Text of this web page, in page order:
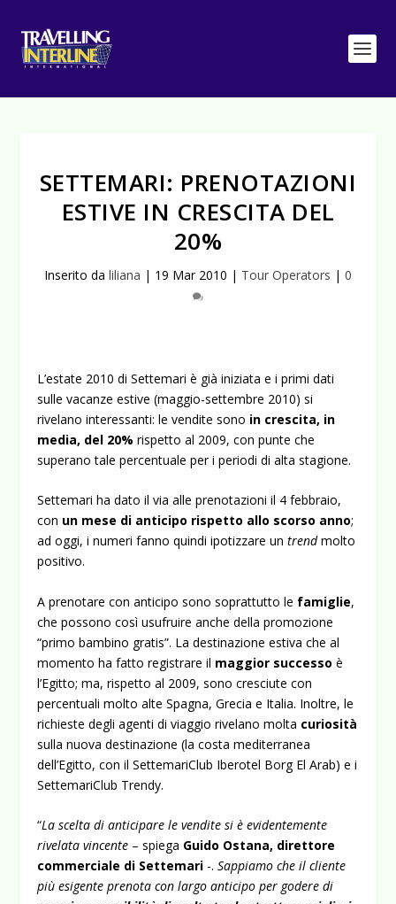
SETTEMARI: PRENOTAZIONI
ESTIVE IN CRESCITA DEL
20%
Inserito da liliana | 19 Mar 2010 | Tour Operators | 0
L’estate 2010 di Settemari è già iniziata e i primi dati
sulle vacanze estive (maggio-settembre 2010) si
rivelano interessanti: le vendite sono in crescita, in
media, del 20% rispetto al 2009, con punte che
superano tale percentuale per i periodi di alta stagione.
Settemari ha dato il via alle prenotazioni il 4 febbraio,
con un mese di anticipo rispetto allo scorso anno;
ad oggi, i numeri fanno quindi ipotizzare untrendmolto
positivo.
A prenotare con anticipo sono soprattutto le famiglie,
che possono così usufruire anche della promozione
“primo bambino gratis”. La destinazione estiva che al
momento ha fatto registrare il maggior successo è
l’Egitto; ma, rispetto al 2009, sono cresciute con
percentuali molto alte Spagna, Grecia e Italia. Inoltre, le
richieste degli agenti di viaggio rivelano molta curiosità
sulla nuova destinazione (la costa mediterranea
dell’Egitto, con il SettemariClub Iberotel Borg El Arab) e i
SettemariClub Trendy.
“La scelta di anticipare le vendite si è evidentemente
rivelata vincente – spiega Guido Ostana, direttore
commerciale di Settemari -.Sappiamo che il cliente
più esigente prenota con largo anticipo per godere di